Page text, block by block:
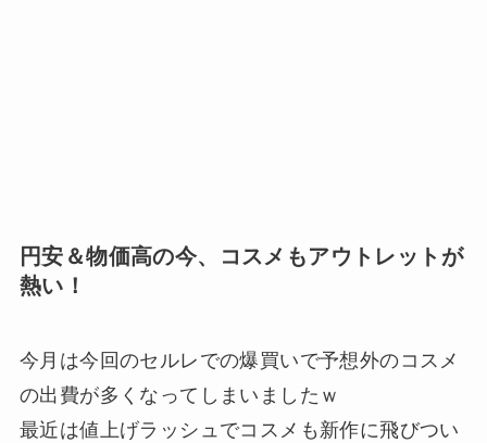
円安＆物価高の今、コスメもアウトレットが
熱い！
今月は今回のセルレでの爆買いで予想外のコスメ
の出費が多くなってしまいましたｗ
最近は値上げラッシュでコスメも新作に飛びつい